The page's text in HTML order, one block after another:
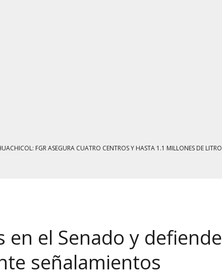
4 DE AGOSTO: CINCO FRENTES BAJO EXAMEN
Y EXAMEN DE LA UNAM MARCAN LA JORNADA
CUATRO CENTROS Y HASTA 1.1 MILLONES DE LITROS
en el Senado y defiende
señalamientos